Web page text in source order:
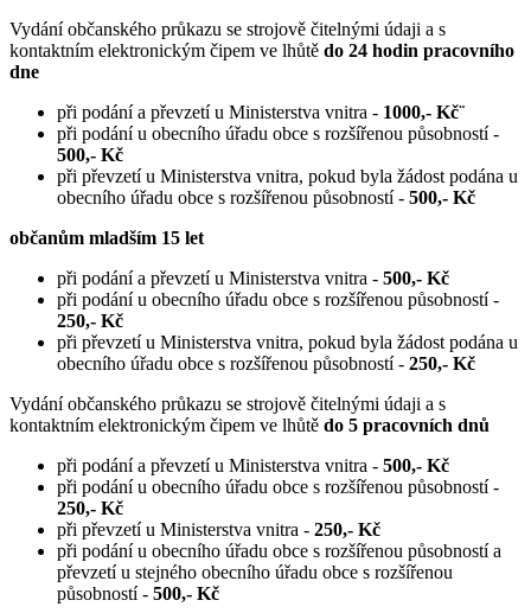
Vydání občanského průkazu se strojově čitelnými údaji a s
kontaktním elektronickým čipem ve lhůtě do 24 hodin pracovního
dne
při podání a převzetí u Ministerstva vnitra - 1000,- Kč¨
při podání u obecního úřadu obce s rozšířenou působností -
500,- Kč
při převzetí u Ministerstva vnitra, pokud byla žádost podána u
obecního úřadu obce s rozšířenou působností - 500,- Kč
občanům mladším 15 let
při podání a převzetí u Ministerstva vnitra - 500,- Kč
při podání u obecního úřadu obce s rozšířenou působností -
250,- Kč
při převzetí u Ministerstva vnitra, pokud byla žádost podána u
obecního úřadu obce s rozšířenou působností - 250,- Kč
Vydání občanského průkazu se strojově čitelnými údaji a s
kontaktním elektronickým čipem ve lhůtě do 5 pracovních dnů
při podání a převzetí u Ministerstva vnitra - 500,- Kč
při podání u obecního úřadu obce s rozšířenou působností -
250,- Kč
při převzetí u Ministerstva vnitra - 250,- Kč
při podání u obecního úřadu obce s rozšířenou působností a
převzetí u stejného obecního úřadu obce s rozšířenou
působností - 500,- Kč